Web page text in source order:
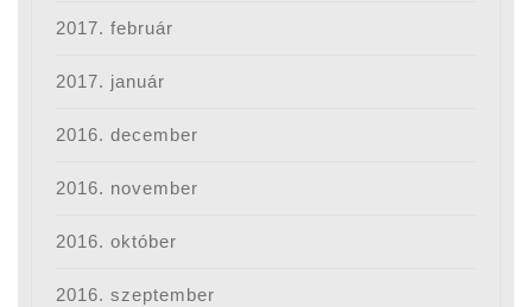
2017. február
2017. január
2016. december
2016. november
2016. október
2016. szeptember